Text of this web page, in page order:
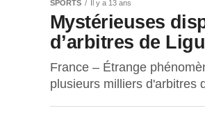
SPORTS Il y a 13 ans
Mystérieuses
d’arbitres de
France – Étrange
plusieurs milliers d'arbitres